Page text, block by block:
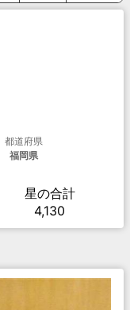
都道府県
福岡県
星の合計
4,130